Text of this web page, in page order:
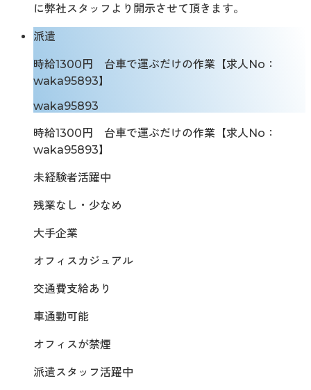
に弊社スタッフより開示させて頂きます。
派遣
時給1300円 台車で運ぶだけの作業【求人No：
waka95893】
waka95893
時給1300円 台車で運ぶだけの作業【求人No：
waka95893】
未経験者活躍中
残業なし・少なめ
大手企業
オフィスカジュアル
交通費支給あり
車通勤可能
オフィスが禁煙
派遣スタッフ活躍中